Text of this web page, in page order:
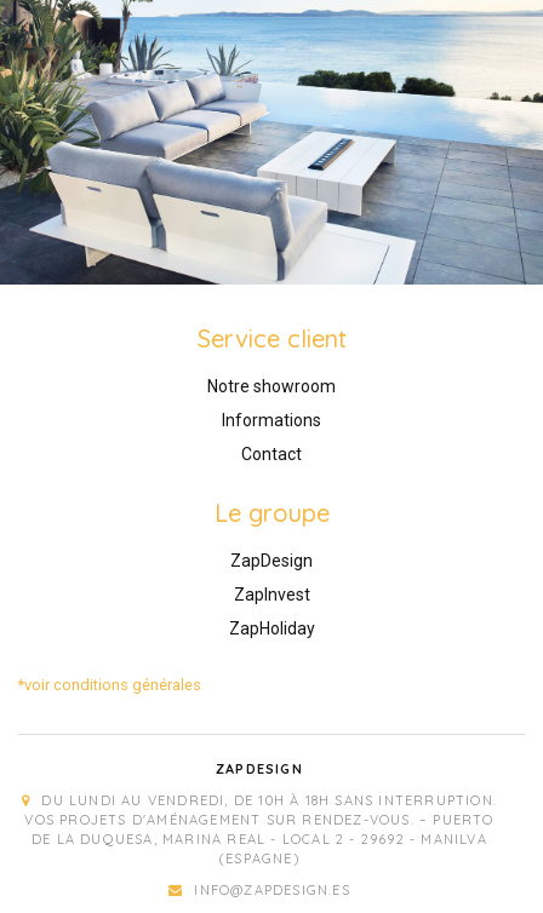
Service client
Notre showroom
Informations
Contact
Le groupe
ZapDesign
ZapInvest
ZapHoliday
*voir conditions générales
ZAPDESIGN
DU LUNDI AU VENDREDI, DE 10H À 18H SANS INTERRUPTION.
VOS PROJETS D'AMÉNAGEMENT SUR RENDEZ-VOUS. – PUERTO
DE LA DUQUESA, MARINA REAL - LOCAL 2 - 29692 - MANILVA
(ESPAGNE)
INFO@ZAPDESIGN.ES